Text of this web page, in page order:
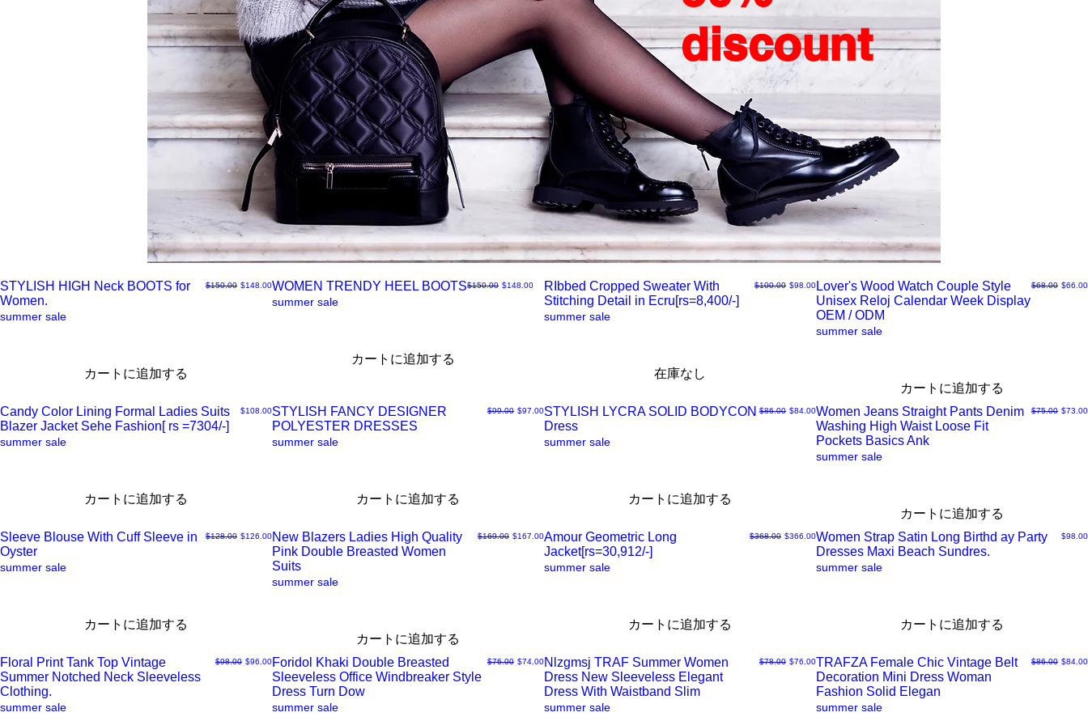
discount
ク
ク
ー
STYLISH HIGH Neck BOOTS for
Women.
通常価格
$150.00 セール価格
$148.00
summer sale
カートに追加する
ク
ク
ー
WOMEN TRENDY HEEL BOOTS通常価格
$150.00 セール価格
$148.00
summer sale
カートに追加する
ク
ク
ー
RIbbed Cropped Sweater With
Stitching Detail in Ecru[rs=8,400/-]
通常価格
$100.00 セール価格
$98.00
summer sale
在庫なし
ク
ビ
ー
Lover's Wood Watch Couple Style
Unisex Reloj Calendar Week Display
OEM / ODM
通常価格
$68.00 セール
$66.00
summer sale
カートに追加する
ク
ク
ー
Candy Color Lining Formal Ladies Suits
Blazer Jacket Sehe Fashion[ rs =7304/-]
価格
$108.00
summer sale
カートに追加する
ク
ク
ビ
ー
STYLISH FANCY DESIGNER
POLYESTER DRESSES
通常価格
$99.00 セール価格
$97.00
summer sale
カートに追加する
ク
ク
ー
STYLISH LYCRA SOLID BODYCON
Dress
通常価格
$86.00 セール価格
$84.00
summer sale
カートに追加する
ク
ク
ー
Women Jeans Straight Pants Denim
Washing High Waist Loose Fit
Pockets Basics Ank
通常価格
$75.00 セール
$73.00
summer sale
カートに追加する
ク
ク
ビ
Sleeve Blouse With Cuff Sleeve in
Oyster
通常価格
$128.00 セール価格
$126.00
summer sale
カートに追加する
ク
ク
ビ
New Blazers Ladies High Quality
Pink Double Breasted Women
Suits
通常価格
$169.00 セール価格
$167.00
summer sale
カートに追加する
ク
ク
ビ
Amour Geometric Long
Jacket[rs=30,912/-]
通常価格
$368.00 セール価格
$366.00
summer sale
カートに追加する
ク
ク
ビ
Women Strap Satin Long Birthd ay Party
Dresses Maxi Beach Sundres.
価格
$98.00
summer sale
カートに追加する
ク
Floral Print Tank Top Vintage
Summer Notched Neck Sleeveless
Clothing.
通常価格
$98.00 セール価格
$96.00
summer sale
ク
Foridol Khaki Double Breasted
Sleeveless Office Windbreaker Style
Dress Turn Dow
通常価格
$76.00 セール価格
$74.00
summer sale
ク
Nlzgmsj TRAF Summer Women
Dress New Sleeveless Elegant
Dress With Waistband Slim
通常価格
$78.00 セール価格
$76.00
summer sale
ク
TRAFZA Female Chic Vintage Belt
Decoration Mini Dress Woman
Fashion Solid Elegan
通常価格
$86.00 セール
$84.00
summer sale